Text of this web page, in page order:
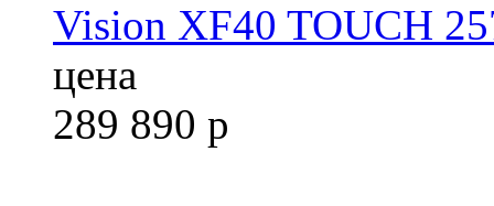
Vision XF40 TOUCH
цена
289 890 р